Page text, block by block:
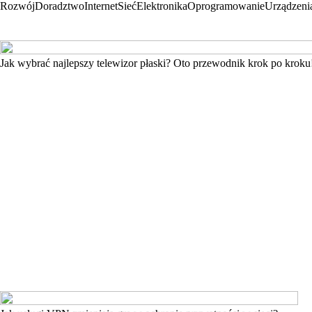
RozwójDoradztwoInternetSiećElektronikaOprogramowanie
Jak wybrać najlepszy telewizor płaski? Oto przewodnik krok po